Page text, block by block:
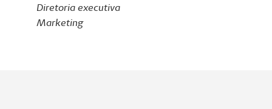
Diretoria executiva
Marketing